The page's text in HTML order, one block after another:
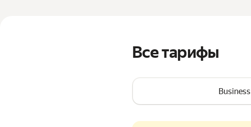
Все тарифы
Business